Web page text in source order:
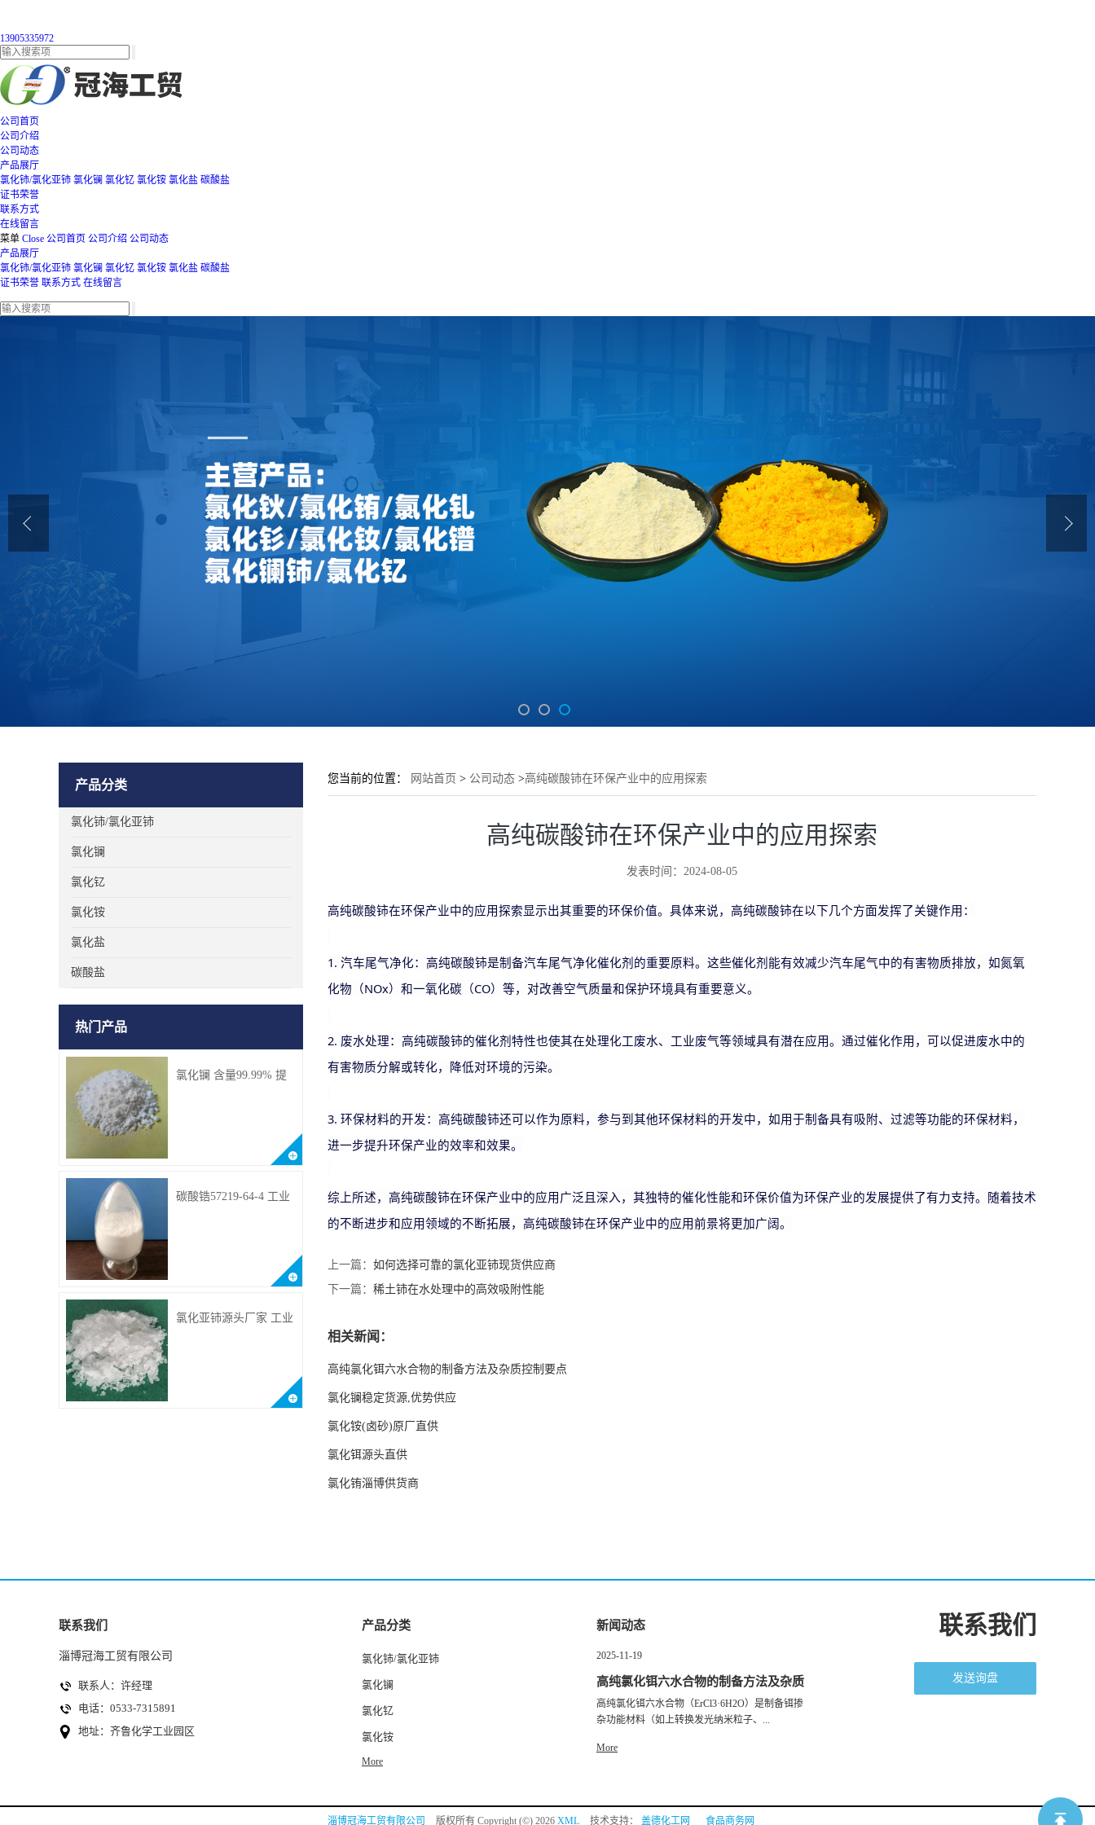
13905335972
公司首页
公司介绍
公司动态
产品展厅
氯化铈/氯化亚铈 氯化镧 氯化钇 氯化铵 氯化盐 碳酸盐
证书荣誉
联系方式
在线留言
菜单 Close 公司首页 公司介绍 公司动态
产品展厅
氯化铈/氯化亚铈 氯化镧 氯化钇 氯化铵 氯化盐 碳酸盐
证书荣誉 联系方式 在线留言
产品分类
氯化铈/氯化亚铈
氯化镧
氯化钇
氯化铵
氯化盐
碳酸盐
热门产品
氯化镧 含量99.99% 提
碳酸锆57219-64-4 工业
氯化亚铈源头厂家 工业
您当前的位置： 网站首页 > 公司动态 >高纯碳酸铈在环保产业中的应用探索
高纯碳酸铈在环保产业中的应用探索
发表时间：2024-08-05
高纯碳酸铈在环保产业中的应用探索显示出其重要的环保价值。具体来说，高纯碳酸铈在以下几个方面发挥了关键作用：
1. 汽车尾气净化：高纯碳酸铈是制备汽车尾气净化催化剂的重要原料。这些催化剂能有效减少汽车尾气中的有害物质排放，如氮氧
化物（NOx）和一氧化碳（CO）等，对改善空气质量和保护环境具有重要意义。
2. 废水处理：高纯碳酸铈的催化剂特性也使其在处理化工废水、工业废气等领域具有潜在应用。通过催化作用，可以促进废水中的
有害物质分解或转化，降低对环境的污染。
3. 环保材料的开发：高纯碳酸铈还可以作为原料，参与到其他环保材料的开发中，如用于制备具有吸附、过滤等功能的环保材料，
进一步提升环保产业的效率和效果。
综上所述，高纯碳酸铈在环保产业中的应用广泛且深入，其独特的催化性能和环保价值为环保产业的发展提供了有力支持。随着技术
的不断进步和应用领域的不断拓展，高纯碳酸铈在环保产业中的应用前景将更加广阔。
上一篇： 如何选择可靠的氯化亚铈现货供应商
下一篇： 稀土铈在水处理中的高效吸附性能
相关新闻：
高纯氯化铒六水合物的制备方法及杂质控制要点
氯化镧稳定货源,优势供应
氯化铵(卤砂)原厂直供
氯化铒源头直供
氯化铕淄博供货商
联系我们
淄博冠海工贸有限公司
联系人：许经理
电话：0533-7315891
地址：齐鲁化学工业园区
产品分类
氯化铈/氯化亚铈
氯化镧
氯化钇
氯化铵
More
新闻动态
2025-11-19
高纯氯化铒六水合物的制备方法及杂质
控制要点
高纯氯化铒六水合物（ErCl3·6H2O）是制备铒掺
杂功能材料（如上转换发光纳米粒子、...
More
联系我们
发送询盘
淄博冠海工贸有限公司 版权所有 Copyright (©) 2026 XML 技术支持： 盖德化工网 食品商务网